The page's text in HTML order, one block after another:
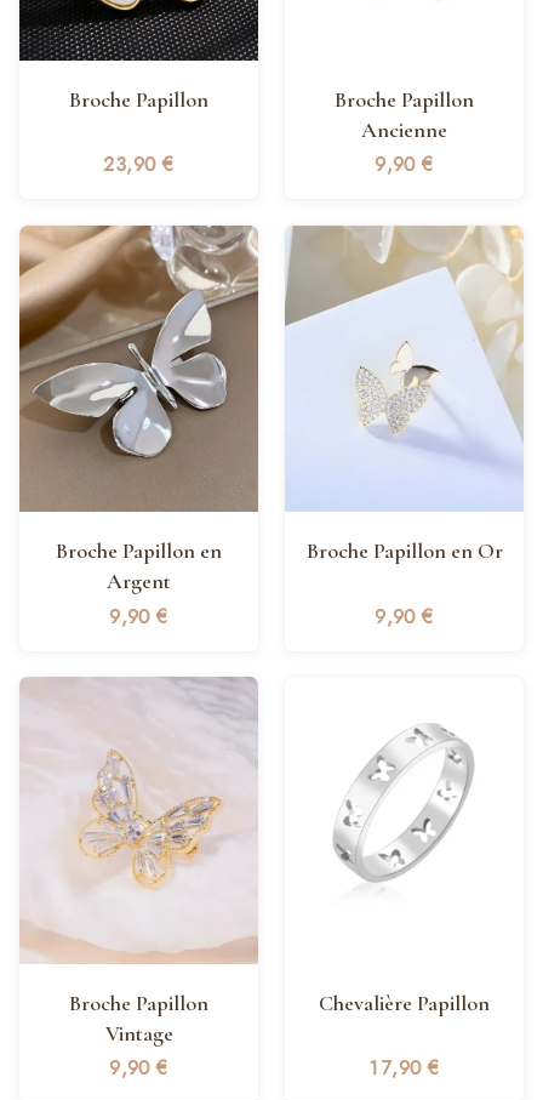
Broche Papillon
23,90€
Broche Papillon
Ancienne
9,90€
Broche Papillon en
Argent
9,90€
Broche Papillon en Or
9,90€
Broche Papillon
Vintage
9,90€
Chevalière Papillon
17,90€